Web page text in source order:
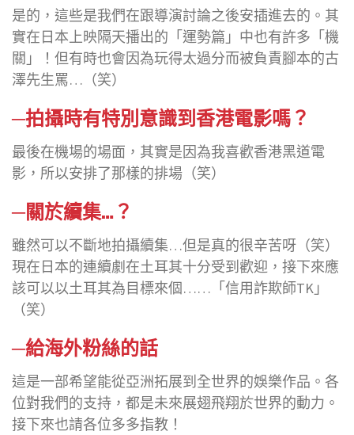
是的，這些是我們在跟導演討論之後安插進去的。其
實在日本上映隔天播出的「運勢篇」中也有許多「機
關」！但有時也會因為玩得太過分而被負責腳本的古
澤先生罵…（笑）
─拍攝時有特別意識到香港電影嗎？
最後在機場的場面，其實是因為我喜歡香港黑道電
影，所以安排了那樣的排場（笑）
─關於續集…？
雖然可以不斷地拍攝續集…但是真的很辛苦呀（笑）
現在日本的連續劇在土耳其十分受到歡迎，接下來應
該可以以土耳其為目標來個……「信用詐欺師TK」
（笑）
─給海外粉絲的話
這是一部希望能從亞洲拓展到全世界的娛樂作品。各
位對我們的支持，都是未來展翅飛翔於世界的動力。
接下來也請各位多多指教！